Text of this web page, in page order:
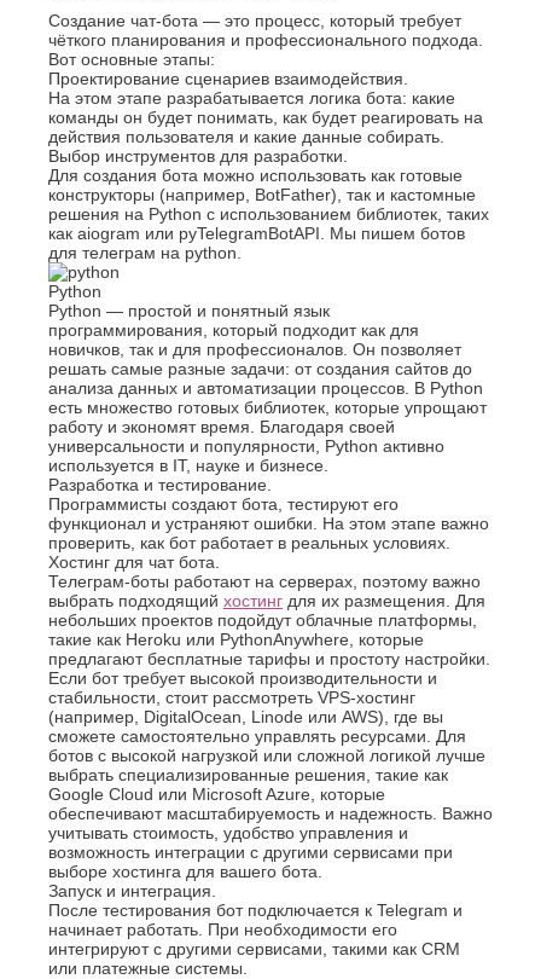
З
Златоуст
И
Иваново
Ижевск
Й
Йошкар-
Ола
К
Казань
Калининград
Калуга
Каменск-
Уральский
Камышин
Каспийск
Кемерово
Керчь
Киров
Кисловодск
Ковров
Коломна
Копейск
Кострома
Красногорск
Краснодар
Курган
Курск
Л
Липецк
Люберцы
М
Магнитогорск
Майкоп
Махачкала
Саратов
Севастополь
Сергиев
Посад
Серпухов
Симферополь
Смоленск
Сочи
Ставрополь
Старый
Оскол
Стерлитамак
Судак
Сургут
Сызрань
Сыктывкар
Т
Таганрог
Тамбов
Тверь
Тольятти
Тула
Тюмень
У
Ульяновск
Уфа
Ф
Феодосия
Х
Хасавюрт
Химки
Ч
Чебоксары
Челябинск
Череповец
Создание чат-бота — это процесс, который требует
чёткого планирования и профессионального подхода.
Вот основные этапы:
Проектирование сценариев взаимодействия.
На этом этапе разрабатывается логика бота: какие
команды он будет понимать, как будет реагировать на
действия пользователя и какие данные собирать.
Выбор инструментов для разработки.
Для создания бота можно использовать как готовые
конструкторы (например, BotFather), так и кастомные
решения на Python с использованием библиотек, таких
как aiogram или pyTelegramBotAPI. Мы пишем ботов
для телеграм на python.
Python
Python — простой и понятный язык
программирования, который подходит как для
новичков, так и для профессионалов. Он позволяет
решать самые разные задачи: от создания сайтов до
анализа данных и автоматизации процессов. В Python
есть множество готовых библиотек, которые упрощают
работу и экономят время. Благодаря своей
универсальности и популярности, Python активно
используется в IT, науке и бизнесе.
Разработка и тестирование.
Программисты создают бота, тестируют его
функционал и устраняют ошибки. На этом этапе важно
проверить, как бот работает в реальных условиях.
Хостинг для чат бота.
Телеграм-боты работают на серверах, поэтому важно
выбрать подходящий хостинг для их размещения. Для
небольших проектов подойдут облачные платформы,
такие как Heroku или PythonAnywhere, которые
предлагают бесплатные тарифы и простоту настройки.
Если бот требует высокой производительности и
стабильности, стоит рассмотреть VPS-хостинг
(например, DigitalOcean, Linode или AWS), где вы
сможете самостоятельно управлять ресурсами. Для
ботов с высокой нагрузкой или сложной логикой лучше
выбрать специализированные решения, такие как
Google Cloud или Microsoft Azure, которые
обеспечивают масштабируемость и надежность. Важно
учитывать стоимость, удобство управления и
возможность интеграции с другими сервисами при
выборе хостинга для вашего бота.
Запуск и интеграция.
После тестирования бот подключается к Telegram и
начинает работать. При необходимости его
интегрируют с другими сервисами, такими как CRM
или платежные системы.